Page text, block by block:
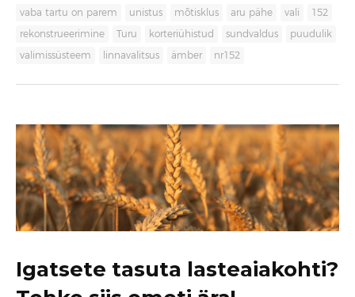
vaba tartu on parem unistus mõtisklus aru pähe vali 152
rekonstrueerimine Turu korteriühistud sundvaldus puudulik
valimissüsteem linnavalitsus ämber nr152
Igatsete tasuta lasteaiakohti?